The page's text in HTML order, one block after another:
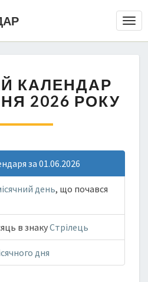
КАЛЕНДАР
2026 РОКУ
за 01.06.2026
день, що почався
в знакуСтрілець
дня